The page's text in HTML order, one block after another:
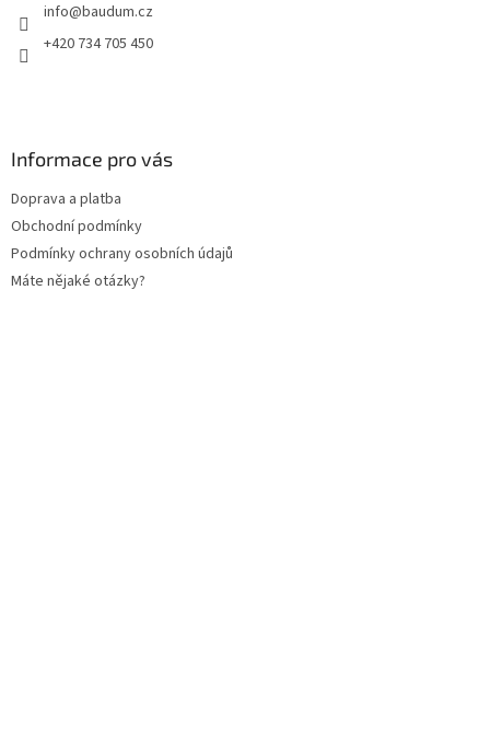
info@baudum.cz
+420 734 705 450
Informace pro vás
Doprava a platba
Obchodní podmínky
Podmínky ochrany osobních údajů
Máte nějaké otázky?